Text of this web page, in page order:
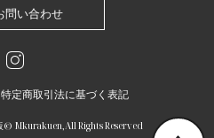
問い合わせ
特定商取引法に基づく表記
© Mkurakuen,All Rights Reserved